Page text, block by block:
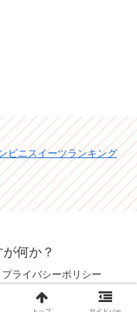
ビニスイーツランキング
何か？
プライバシーポリシー
が何か？.